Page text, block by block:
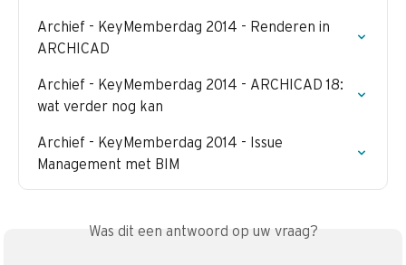
Archief - KeyMemberdag 2014 - Renderen in
ARCHICAD
Archief - KeyMemberdag 2014 - ARCHICAD 18:
wat verder nog kan
Archief - KeyMemberdag 2014 - Issue
Management met BIM
Was dit een antwoord op uw vraag?